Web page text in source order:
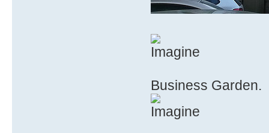
Business Garden.